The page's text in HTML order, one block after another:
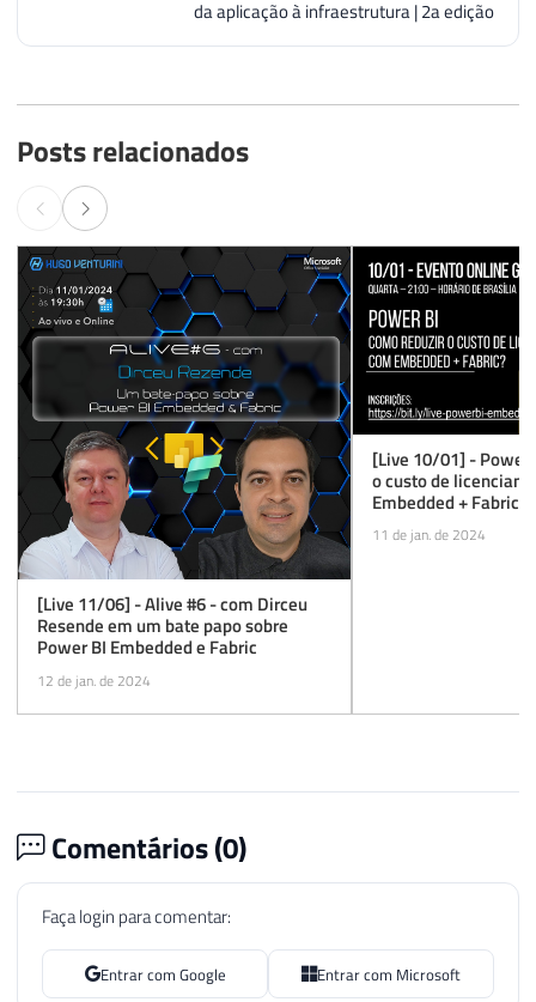
da aplicação à infraestrutura | 2a edição
Posts relacionados
[Live 11/06] - Alive #6 - com Dirceu
Resende em um bate papo sobre
Power BI Embedded e Fabric
12 de jan. de 2024
[Live 10/01] - Power
o custo de
Embedded + Fabric?
11 de jan. de 2024
Comentários (0)
Faça login para comentar:
Entrar com Google Entrar com Microsoft